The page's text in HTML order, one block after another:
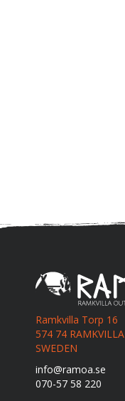
Ramkvilla Torp 16
574 74 RAMKVILLA
SWEDEN
info@ramoa.se
070-57 58 220